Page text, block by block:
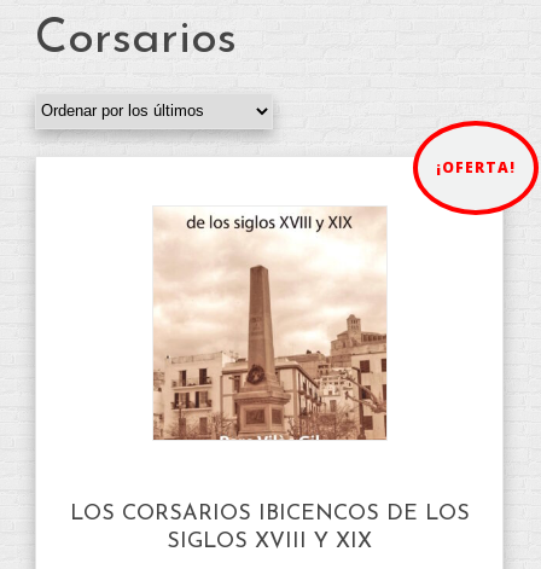
Corsarios
¡OFERTA!
LOS CORSARIOS IBICENCOS DE LOS
SIGLOS XVIII Y XIX